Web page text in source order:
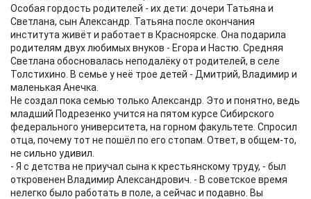
Особая гордость родителей - их дети: дочери Татьяна и
Светлана, сын Александр. Татьяна после окончания
института живёт и работает в Красноярске. Она подарила
родителям двух любимых внуков - Егора и Настю. Средняя
Светлана обосновалась неподалёку от родителей, в селе
Толстихино. В семье у неё трое детей - Дмитрий, Владимир и
маленькая Анечка.
Не создал пока семью только Александр. Это и понятно, ведь
младший Подрезенко учится на пятом курсе Сибирского
федерального университета, на горном факультете. Спросил
отца, почему тот не пошёл по его стопам. Ответ, в общем-то,
не сильно удивил.
- Я с детства не приучал сына к крестьянскому труду, - был
откровенен Владимир Александрович. - В советское время
нелегко было работать в поле, а сейчас и подавно. Вы